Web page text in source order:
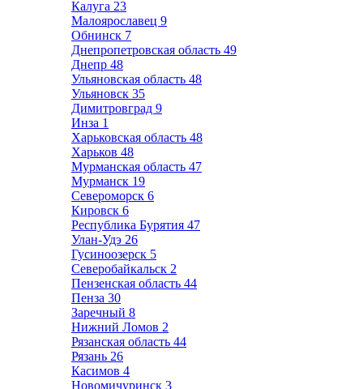
Калуга 23
Малоярославец 9
Обнинск 7
Днепропетровская область 49
Днепр 48
Ульяновская область 48
Ульяновск 35
Димитровград 9
Инза 1
Харьковская область 48
Харьков 48
Мурманская область 47
Мурманск 19
Североморск 6
Кировск 6
Республика Бурятия 47
Улан-Удэ 26
Гусиноозерск 5
Северобайкальск 2
Пензенская область 44
Пенза 30
Заречный 8
Нижний Ломов 2
Рязанская область 44
Рязань 26
Касимов 4
Новомичуринск 3